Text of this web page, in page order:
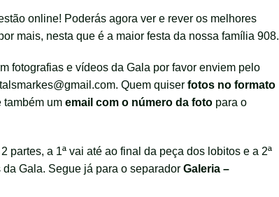
online! Poderás agora ver e rever os melhores
mais, nesta que é a maior festa da nossa família 908.
fotografias e vídeos da Gala por favor enviem pelo
Quem quiser fotos no formato
também um email com o número da foto para o
partes, a 1ª vai até ao final da peça dos lobitos e a 2ª
Gala. Segue já para o separador Galeria –